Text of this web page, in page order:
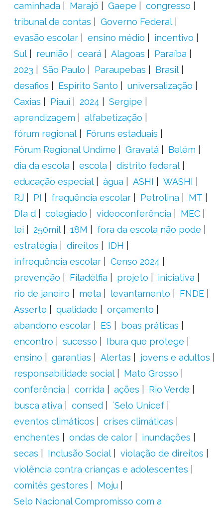
caminhada Marajó Gaepe
congresso
tribunal de contas
Governo Federal
evasão escolar
ensino médio
incentivo
Sul
reunião ceará Alagoas
Paraíba
2023
São Paulo Paraupebas
Brasil
desafios
Espírito Santo
universalização
Caxias
Piauí 2024
Sergipe
aprendizagem
alfabetização
fórum regional
Fóruns estaduais
Fórum Regional Undime
Gravatá
Belém
dia da escola
escola
distrito federal
educação especial
água ASHI
WASHI
RJ
PI frequência escolar Petrolina
MT
DIa d
colegiado videoconferência
MEC
lei
250mil 18M
fora da escola não pode
estratégia
direitos
IDH
infrequência escolar
Censo 2024
prevenção
Filadélfia projeto
iniciativa
rio de janeiro
meta levantamento
FNDE
Asserte
qualidade
orçamento
abandono escolar
ES
boas práticas
encontro
sucesso
Ibura que protege
ensino
garantias Alertas
jovens e adultos
responsabilidade social
Mato Grosso
conferência
corrida ações
Rio Verde
busca ativa
consed
´Selo Unicef
eventos climáticos
crises climáticas
enchentes
ondas de calor
inundações
secas
Inclusão Social
violação de direitos
violência contra crianças e adolescentes
comitês gestores
Moju
Selo Nacional Compromisso com a